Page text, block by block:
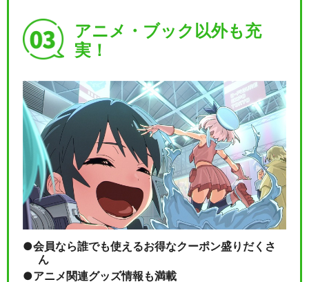
アニメ・ブック以外も充
実！
会員なら誰でも使えるお得なクーポン盛りだくさ
ん
アニメ関連グッズ情報も満載